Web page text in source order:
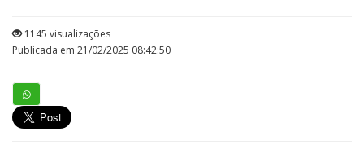
1145 visualizações
Publicada em 21/02/2025 08:42:50